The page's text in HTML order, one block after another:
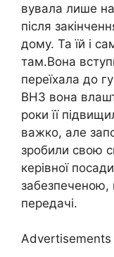
вувала лише
після
дому. Та їй і
там.Вона
переїхала до
ВНЗ вона
роки її
важко, але
зробили свою
керівної
забезпеченою,
передачі.
Advertisements